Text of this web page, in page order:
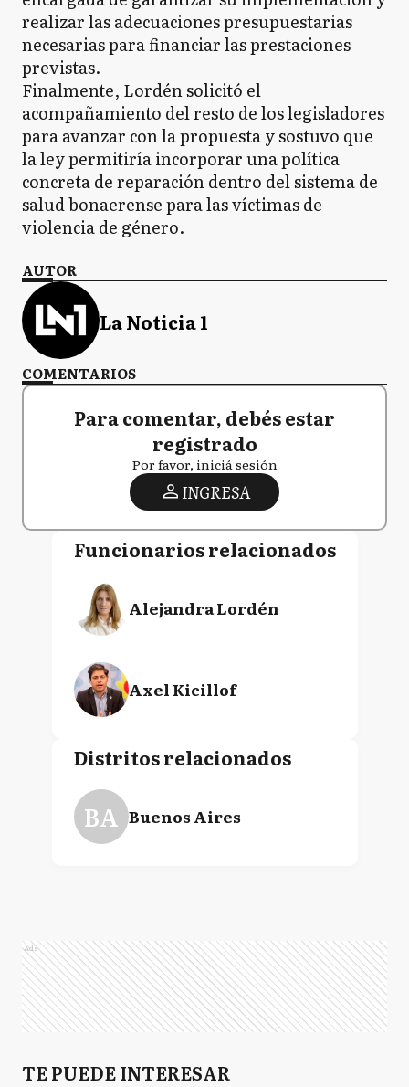
realizar las adecuaciones presupuestarias
necesarias para financiar las prestaciones
previstas.
Finalmente, Lordén solicitó el
acompañamiento del resto de los legisladores
para avanzar con la propuesta y sostuvo que
la ley permitiría incorporar una política
concreta de reparación dentro del sistema de
salud bonaerense para las víctimas de
violencia de género.
AUTOR
La Noticia 1
COMENTARIOS
Para comentar, debés estar
registrado
Por favor, iniciá sesión
INGRESA
Funcionarios relacionados
Alejandra Lordén
Axel Kicillof
Distritos relacionados
BA Buenos Aires
Ads
TE PUEDE INTERESAR